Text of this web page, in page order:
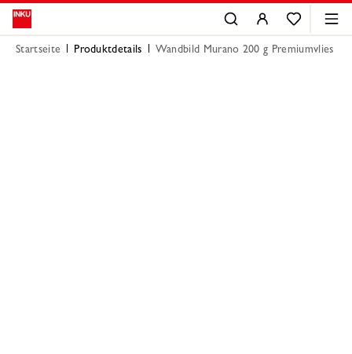
Startseite Produktdetails Wandbild Murano 200 g Premiumvlies